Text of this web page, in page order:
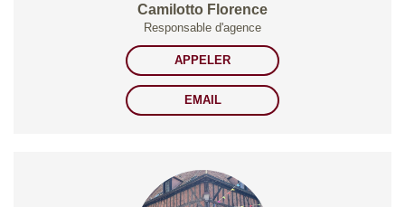
Camilotto Florence
Responsable d'agence
APPELER
EMAIL